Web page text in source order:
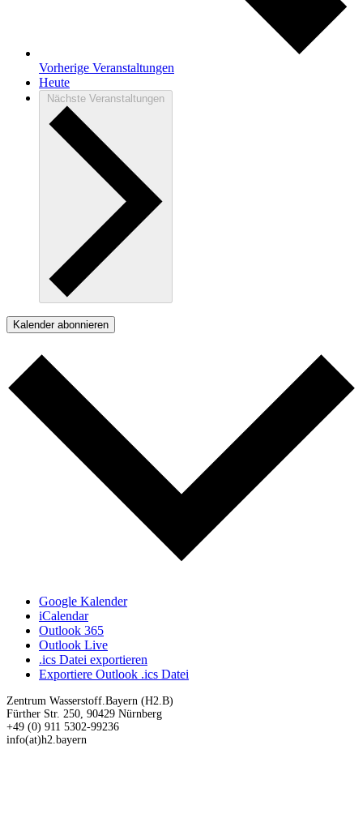
Vorherige Veranstaltungen
Heute
Nächste Veranstaltungen
Kalender abonnieren
Google Kalender
iCalendar
Outlook 365
Outlook Live
.ics Datei exportieren
Exportiere Outlook .ics Datei
Zentrum Wasserstoff.Bayern (H2.B)
Fürther Str. 250, 90429 Nürnberg
+49 (0) 911 5302-99236
info(at)h2.bayern